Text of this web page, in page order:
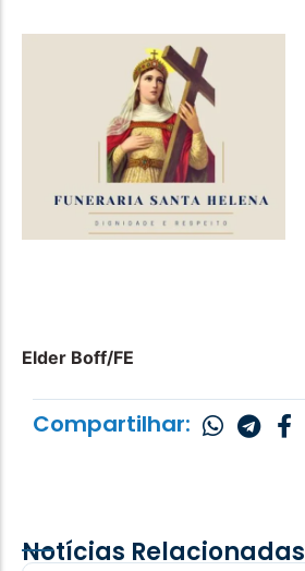
Elder Boff/FE
Compartilhar:
Notícias Relacionadas